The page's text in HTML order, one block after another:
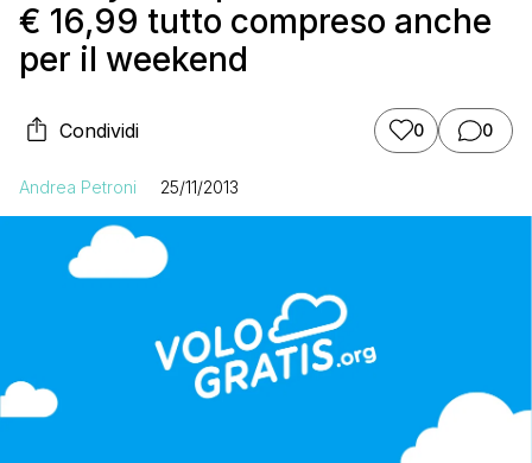
€ 16,99 tutto compreso anche
per il weekend
Condividi 0 0
Andrea Petroni 25/11/2013